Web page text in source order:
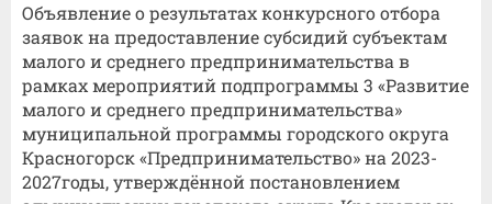
Объявление о результатах конкурсного отбора
заявок на предоставление субсидий субъектам
малого и среднего предпринимательства в
рамках мероприятий подпрограммы 3 «Развитие
малого и среднего предпринимательства»
муниципальной программы городского округа
Красногорск «Предпринимательство» на 2023-
2027годы, утверждённой постановлением